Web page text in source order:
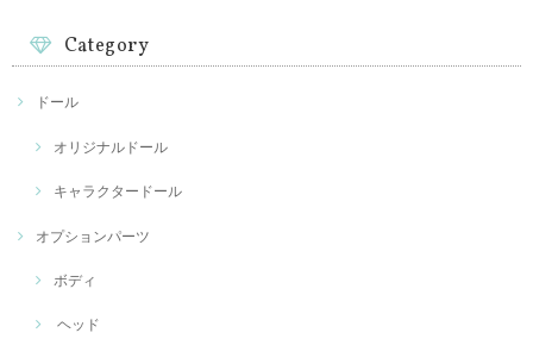
Category
ドール
オリジナルドール
キャラクタードール
オプションパーツ
ボディ
ヘッド